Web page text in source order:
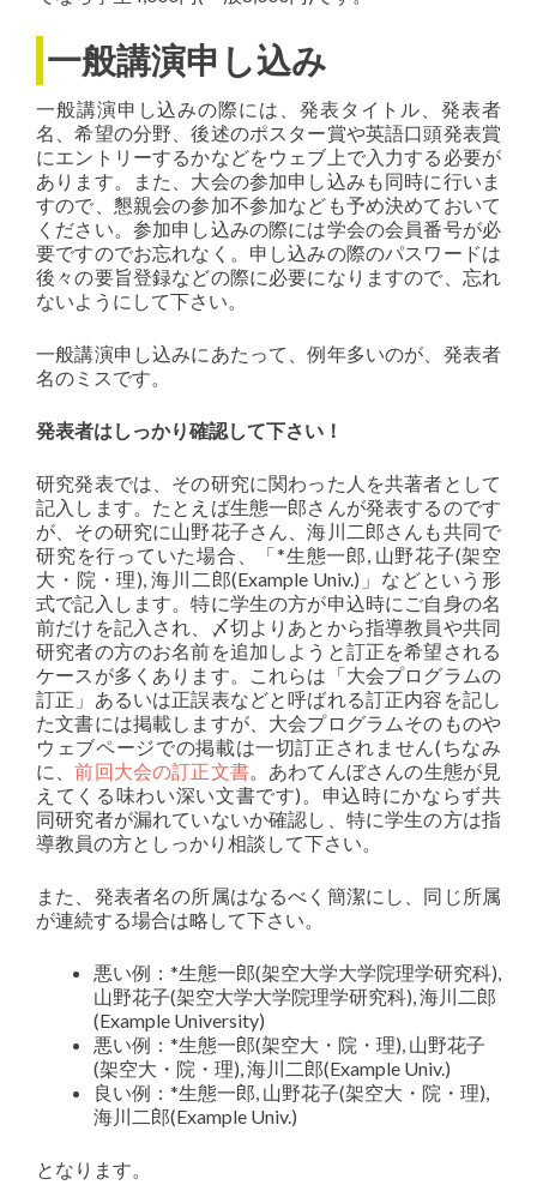
一般講演申し込み
一般講演申し込みの際には、発表タイトル、発表者
名、希望の分野、後述のポスター賞や英語口頭発表賞
にエントリーするかなどをウェブ上で入力する必要が
あります。また、大会の参加申し込みも同時に行いま
すので、懇親会の参加不参加なども予め決めておいて
ください。参加申し込みの際には学会の会員番号が必
要ですのでお忘れなく。申し込みの際のパスワードは
後々の要旨登録などの際に必要になりますので、忘れ
ないようにして下さい。
一般講演申し込みにあたって、例年多いのが、発表者
名のミスです。
発表者はしっかり確認して下さい！
研究発表では、その研究に関わった人を共著者として
記入します。たとえば生態一郎さんが発表するのです
が、その研究に山野花子さん、海川二郎さんも共同で
研究を行っていた場合、「*生態一郎, 山野花子(架空
大・院・理), 海川二郎(Example Univ.)」などという形
式で記入します。特に学生の方が申込時にご自身の名
前だけを記入され、〆切よりあとから指導教員や共同
研究者の方のお名前を追加しようと訂正を希望される
ケースが多くあります。これらは「大会プログラムの
訂正」あるいは正誤表などと呼ばれる訂正内容を記し
た文書には掲載しますが、大会プログラムそのものや
ウェブページでの掲載は一切訂正されません(ちなみ
に、前回大会の訂正文書。あわてんぼさんの生態が見
えてくる味わい深い文書です)。申込時にかならず共
同研究者が漏れていないか確認し、特に学生の方は指
導教員の方としっかり相談して下さい。
また、発表者名の所属はなるべく簡潔にし、同じ所属
が連続する場合は略して下さい。
悪い例：*生態一郎(架空大学大学院理学研究科),
山野花子(架空大学大学院理学研究科), 海川二郎
(Example University)
悪い例：*生態一郎(架空大・院・理), 山野花子
(架空大・院・理), 海川二郎(Example Univ.)
良い例：*生態一郎, 山野花子(架空大・院・理),
海川二郎(Example Univ.)
となります。